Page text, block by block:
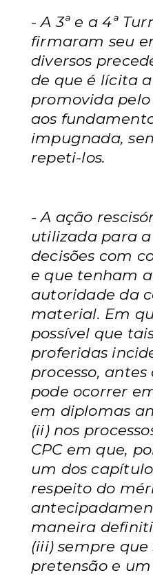
- A 3ª e a 4ª
firmaram seu
diversos
de que é lícita
promovida
aos
impugnada,
repeti-los.
- A ação
utilizada para
decisões com
e que tenham
autoridade da
material. Em
possível que
proferidas
processo, antes
pode ocorrer
em diplomas
(ii) nos
CPC em que,
um dos
respeito do
maneira
(iii)sempre
pretensão e